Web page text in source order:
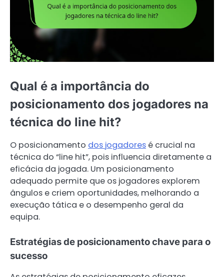
Qual é a importância do
posicionamento dos jogadores na
técnica do line hit?
O posicionamento dos jogadores é crucial na
técnica do “line hit”, pois influencia diretamente a
eficácia da jogada. Um posicionamento
adequado permite que os jogadores explorem
ângulos e criem oportunidades, melhorando a
execução tática e o desempenho geral da
equipa.
Estratégias de posicionamento chave para o
sucesso